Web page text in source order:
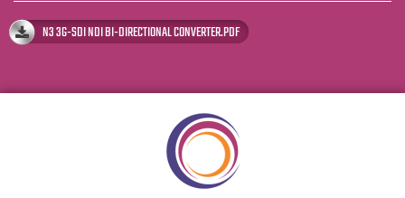
N3 3G-SDI NDI BI-DIRECTIONAL CONVERTER.PDF